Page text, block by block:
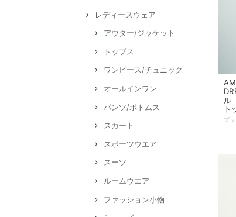
レディースウェア
アウター/ジャケット
トップス
ワンピース/チュニック
オールインワン
パンツ/ボトムス
スカート
スポーツウエア
スーツ
ルームウエア
ファッション小物
ル
ト